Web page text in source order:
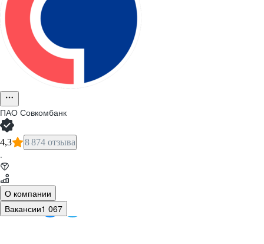
ПАО Совкомбанк
4,3 8 874 отзыва
·
О компании
Вакансии1 067